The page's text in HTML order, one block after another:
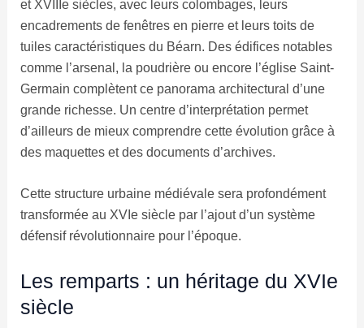
et XVIIIe siècles, avec leurs colombages, leurs
encadrements de fenêtres en pierre et leurs toits de
tuiles caractéristiques du Béarn. Des édifices notables
comme l’arsenal, la poudrière ou encore l’église Saint-
Germain complètent ce panorama architectural d’une
grande richesse. Un centre d’interprétation permet
d’ailleurs de mieux comprendre cette évolution grâce à
des maquettes et des documents d’archives.
Cette structure urbaine médiévale sera profondément
transformée au XVIe siècle par l’ajout d’un système
défensif révolutionnaire pour l’époque.
Les remparts : un héritage du XVIe
siècle